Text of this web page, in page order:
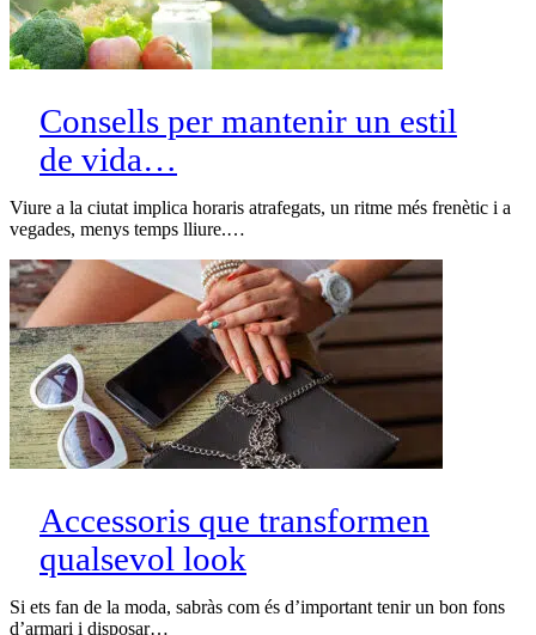
Consells per mantenir un estil
de vida…
Viure a la ciutat implica horaris atrafegats, un ritme més frenètic i a
vegades, menys temps lliure.…
Accessoris que transformen
qualsevol look
Si ets fan de la moda, sabràs com és d’important tenir un bon fons
d’armari i disposar…